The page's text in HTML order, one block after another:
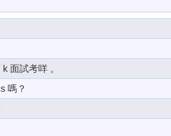
面試考咩 。
嗎？